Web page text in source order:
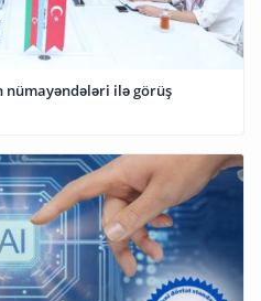
ilə görüş